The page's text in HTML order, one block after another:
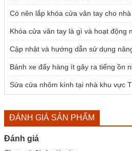
Có nên lắp khóa cửa vân tay cho
Khóa cửa vân tay là gì và hoạt động
Cập nhật và hướng dẫn sử dụng
Bánh xe đẩy hàng ít gây ra tiếng ồn
Sửa cửa nhôm kính tại nhà khu vực
ĐÁNH GIÁ SẢN PHẨM
Đánh giá